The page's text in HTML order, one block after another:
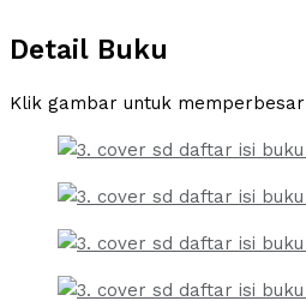
Detail Buku
Klik gambar untuk memperbesar